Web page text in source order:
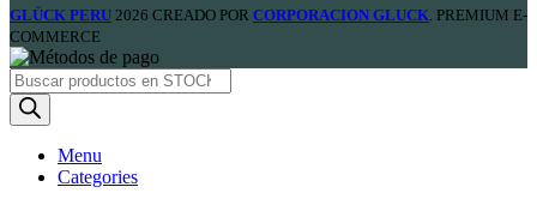
GLÜCK PERU 2026 CREADO POR CORPORACION GLUCK . PREMIUM E-
COMMERCE
Products
search
Menu
Categories